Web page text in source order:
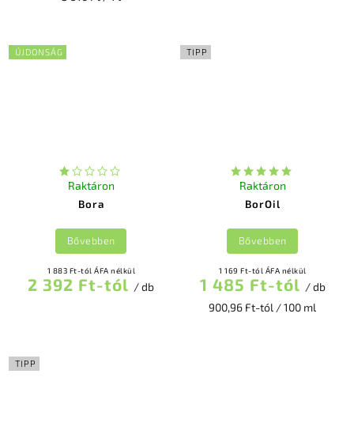
ÚJDONSÁG
Bora
Raktáron
1 883 Ft-tól ÁFA nélkül
2 392 Ft-tól / db
Bővebben
TIPP
BorOil
Raktáron
1 169 Ft-tól ÁFA nélkül
1 485 Ft-tól / db
900,96 Ft-tól / 100 ml
Bővebben
TIPP